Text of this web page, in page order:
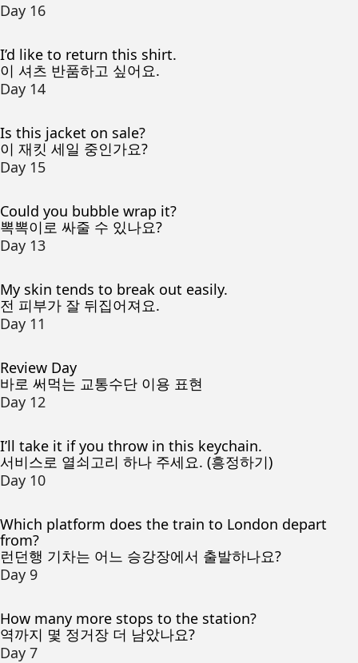
Day 16
I’d like to return this shirt.
이 셔츠 반품하고 싶어요.
Day 14
Is this jacket on sale?
이 재킷 세일 중인가요?
Day 15
Could you bubble wrap it?
뽁뽁이로 싸줄 수 있나요?
Day 13
My skin tends to break out easily.
전 피부가 잘 뒤집어져요.
Day 11
Review Day
바로 써먹는 교통수단 이용 표현
Day 12
I’ll take it if you throw in this keychain.
서비스로 열쇠고리 하나 주세요. (흥정하기)
Day 10
Which platform does the train to London depart
from?
런던행 기차는 어느 승강장에서 출발하나요?
Day 9
How many more stops to the station?
역까지 몇 정거장 더 남았나요?
Day 7